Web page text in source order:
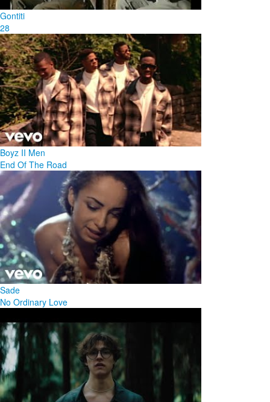
Gontiti
28
Boyz II Men
End Of The Road
Sade
No Ordinary Love